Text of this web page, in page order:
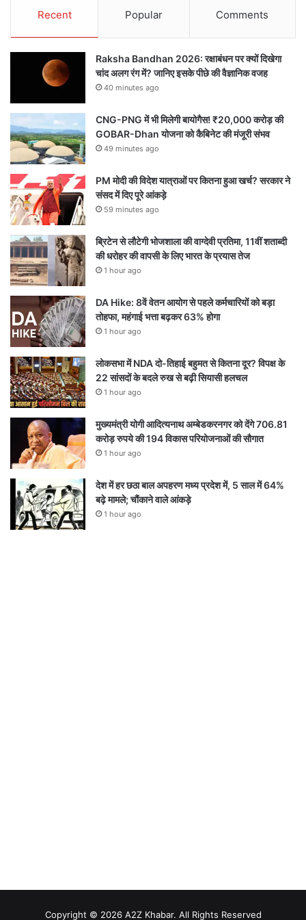
Recent Popular Comments
Raksha Bandhan 2026: रक्षाबंधन पर क्यों दिखेगा
चांद अलग रंग में? जानिए इसके पीछे की वैज्ञानिक वजह
40 minutes ago
CNG-PNG में भी मिलेगी बायोगैस! ₹20,000 करोड़ की
GOBAR-Dhan योजना को कैबिनेट की मंजूरी संभव
49 minutes ago
PM मोदी की विदेश यात्राओं पर कितना हुआ खर्च? सरकार ने
संसद में दिए पूरे आंकड़े
59 minutes ago
ब्रिटेन से लौटेगी भोजशाला की वाग्देवी प्रतिमा, 11वीं शताब्दी
की धरोहर की वापसी के लिए भारत के प्रयास तेज
1 hour ago
DA Hike: 8वें वेतन आयोग से पहले कर्मचारियों को बड़ा
तोहफा, महंगाई भत्ता बढ़कर 63% होगा
1 hour ago
लोकसभा में NDA दो-तिहाई बहुमत से कितना दूर? विपक्ष के
22 सांसदों के बदले रुख से बढ़ी सियासी हलचल
1 hour ago
मुख्यमंत्री योगी आदित्यनाथ अम्बेडकरनगर को देंगे 706.81
करोड़ रुपये की 194 विकास परियोजनाओं की सौगात
1 hour ago
देश में हर छठा बाल अपहरण मध्य प्रदेश में, 5 साल में 64%
बढ़े मामले; चौंकाने वाले आंकड़े
1 hour ago
Copyright © 2026 A2Z Khabar. All Rights Reserved